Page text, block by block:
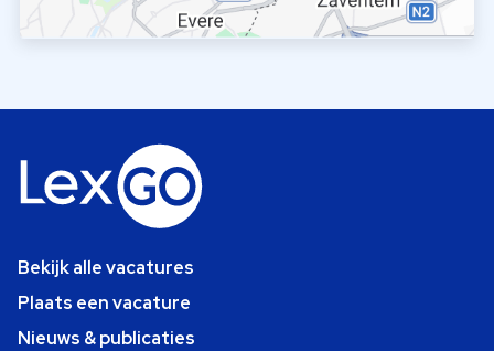
Bekijk alle vacatures
Plaats een vacature
Nieuws & publicaties